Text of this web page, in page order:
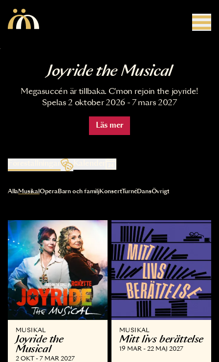
Joyride the Musical
Megasuccén är tillbaka. C'mon rejoin the joyride!
Spelas 2 oktober 2026 - 7 mars 2027
Läs mer
Kalender
Val av kategori uppdaterar innehållet automatiskt
AllaMusikal OperaBarn och familjKonsertTurnéDansÖvrigt
MUSIKAL
Joyride the
Musical
2 OKT - 7 MAR 2027
MUSIKAL
Mitt livs berättelse
19 MAR - 22 MAJ 2027